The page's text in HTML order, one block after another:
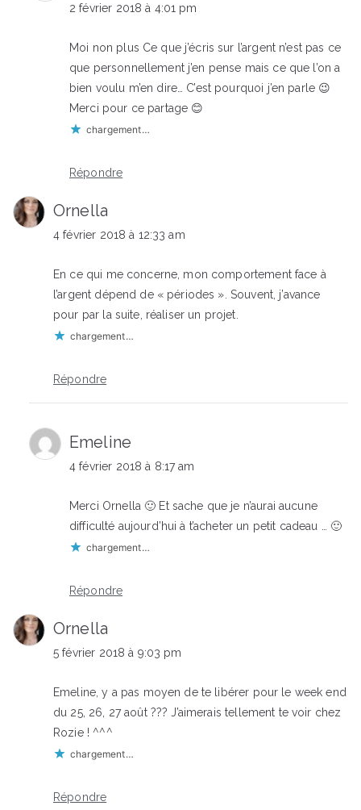
2 février 2018 à 4:01 pm
Moi non plus Ce que j’écris sur l’argent n’est pas ce
que personnellement j’en pense mais ce que l’on a
bien voulu m’en dire… C’est pourquoi j’en parle 😉
Merci pour ce partage 😊
chargement…
Répondre
Ornella
4 février 2018 à 12:33 am
En ce qui me concerne, mon comportement face à
l’argent dépend de « périodes ». Souvent, j’avance
pour par la suite, réaliser un projet.
chargement…
Répondre
Emeline
4 février 2018 à 8:17 am
Merci Ornella 🙂 Et sache que je n’aurai aucune
difficulté aujourd’hui à t’acheter un petit cadeau … 🙂
chargement…
Répondre
Ornella
5 février 2018 à 9:03 pm
Emeline, y a pas moyen de te libérer pour le week end
du 25, 26, 27 août ??? J’aimerais tellement te voir chez
Rozie ! ^^^
chargement…
Répondre